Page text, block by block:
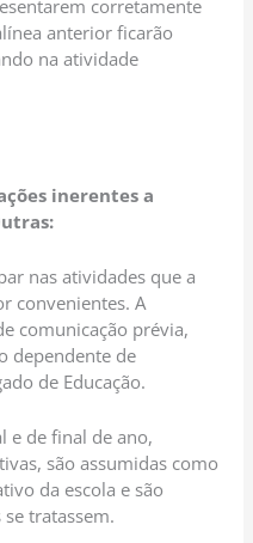
corretamente
anterior ficarão
na atividade
inerentes a
nas atividades que a
convenientes. A
comunicação prévia,
dependente de
de Educação.
e de final de ano,
são assumidas como
da escola e são
tratassem.